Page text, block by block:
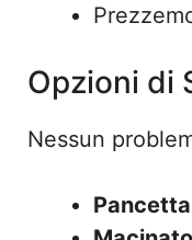
Opzioni di
Nessun